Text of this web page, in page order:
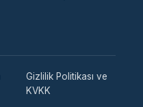
Gizlilik Politikası ve
KVKK